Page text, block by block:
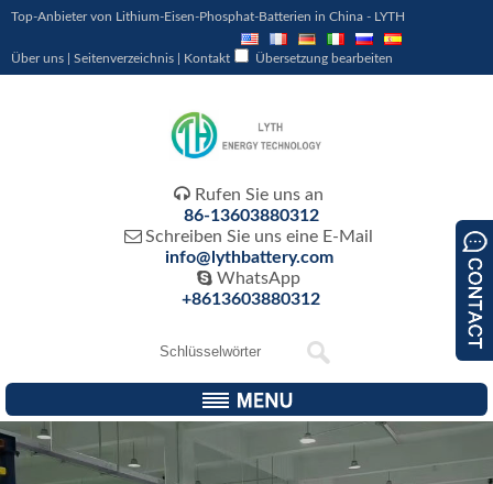
Top-Anbieter von Lithium-Eisen-Phosphat-Batterien in China - LYTH
Über uns Seitenverzeichnis Kontakt Übersetzung bearbeiten
 Rufen Sie uns an
86-13603880312
 Schreiben Sie uns eine E-Mail
info@lythbattery.com
 WhatsApp
+8613603880312